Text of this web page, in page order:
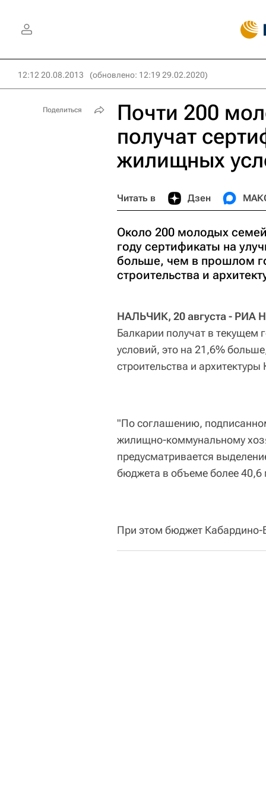
12:12 20.08.2013 (обновлено: 12:19 29.02.2020)
Почти 200
получат
жилищных
Читать в Дзен
Около 200 молодых
году сертификаты на
больше, чем в прошлом
строительства и
НАЛЬЧИК, 20 августа - РИА
Балкарии получат в текущем
условий, это на 21,6%
строительства и архитектуры
"По соглашению,
жилищно-коммунальному
предусматривается
бюджета в объеме более 40,6
При этом бюджет Кабардино-
Поделиться